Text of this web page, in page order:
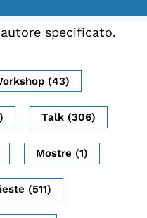
specificato.
(43)
Talk (306)
Mostre (1)
(511)